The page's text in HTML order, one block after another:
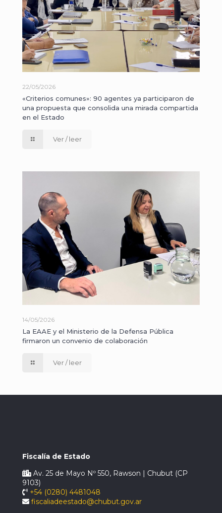
22/05/2026
«Criterios comunes»: 90 agentes ya participaron de
una propuesta que consolida una mirada compartida
en el Estado
Ver / leer
14/05/2026
La EAAE y el Ministerio de la Defensa Pública
firmaron un convenio de colaboración
Ver / leer
Fiscalía de Estado
Av. 25 de Mayo Nº 550, Rawson | Chubut (CP
9103)
+54 (0280) 4481048
fiscaliadeestado@chubut.gov.ar